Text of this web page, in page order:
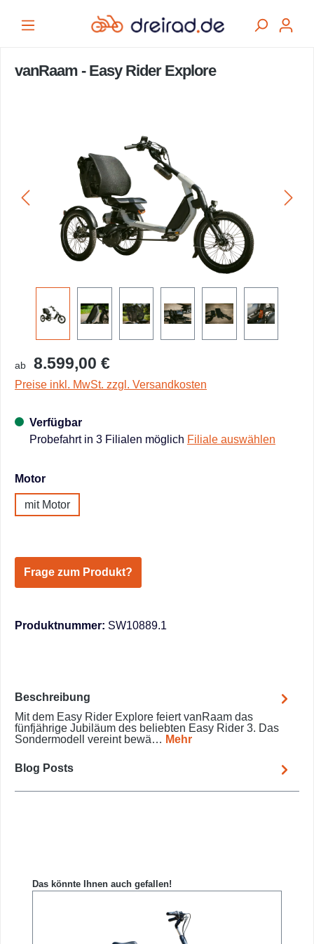
vanRaam - Easy Rider Explore
ab 8.599,00 €
Preise inkl. MwSt. zzgl. Versandkosten
Verfügbar
Probefahrt in 3 Filialen möglich Filiale auswählen
Motorauswählen
mit Motor
Frage zum Produkt?
Produktnummer: SW10889.1
Beschreibung
Mit dem Easy Rider Explore feiert vanRaam das
fünfjährige Jubiläum des beliebten Easy Rider 3. Das
Sondermodell vereint bewä… Mehr
Blog Posts
Produktgalerie überspringen
Das könnte Ihnen auch gefallen!